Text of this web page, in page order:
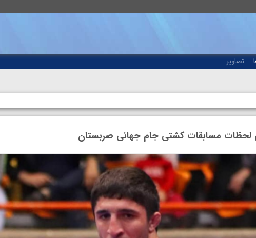
تصاویر
لحظات مسابقات کشتی جام جهانی صربستان